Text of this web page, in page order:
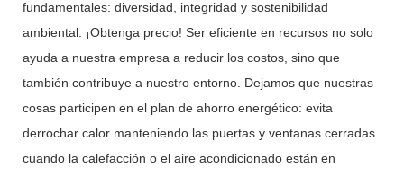
fundamentales: diversidad, integridad y sostenibilidad
ambiental. ¡Obtenga precio! Ser eficiente en recursos no solo
ayuda a nuestra empresa a reducir los costos, sino que
también contribuye a nuestro entorno. Dejamos que nuestras
cosas participen en el plan de ahorro energético: evita
derrochar calor manteniendo las puertas y ventanas cerradas
cuando la calefacción o el aire acondicionado están en